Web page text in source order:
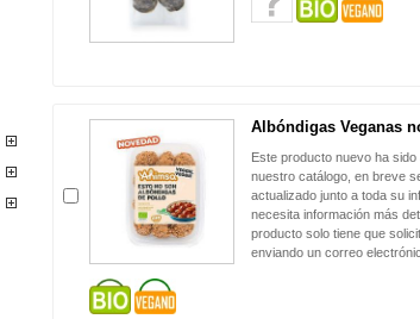
Albóndigas Veganas
Este producto nuevo ha sido
nuestro catálogo, en breve
actualizado junto a toda su
necesita información más
producto solo tiene que
enviando un correo